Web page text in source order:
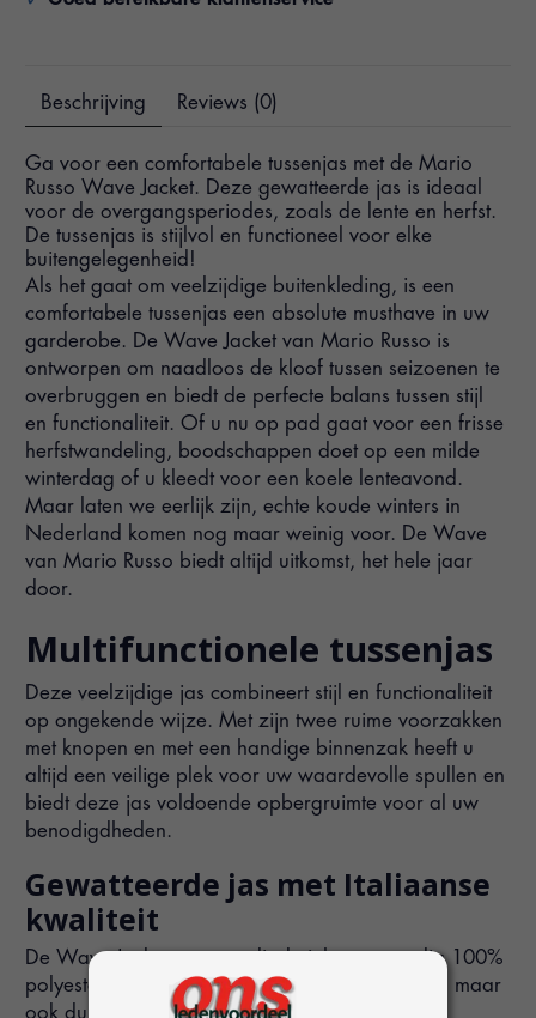
Beschrijving Reviews (0)
Ga voor een comfortabele tussenjas met de Mario
Russo Wave Jacket. Deze gewatteerde jas is ideaal
voor de overgangsperiodes, zoals de lente en herfst.
De tussenjas is stijlvol en functioneel voor elke
buitengelegenheid!
Als het gaat om veelzijdige buitenkleding, is een
comfortabele tussenjas een absolute musthave in uw
garderobe. De Wave Jacket van Mario Russo is
ontworpen om naadloos de kloof tussen seizoenen te
overbruggen en biedt de perfecte balans tussen stijl
en functionaliteit. Of u nu op pad gaat voor een frisse
herfstwandeling, boodschappen doet op een milde
winterdag of u kleedt voor een koele lenteavond.
Maar laten we eerlijk zijn, echte koude winters in
Nederland komen nog maar weinig voor. De Wave
van Mario Russo biedt altijd uitkomst, het hele jaar
door.
Multifunctionele tussenjas
Deze veelzijdige jas combineert stijl en functionaliteit
op ongekende wijze. Met zijn twee ruime voorzakken
met knopen en met een handige binnenzak heeft u
altijd een veilige plek voor uw waardevolle spullen en
biedt deze jas voldoende opbergruimte voor al uw
benodigdheden.
Gewatteerde jas met Italiaanse
kwaliteit
De Wave Jacket, vervaardigd uit hoogwaardig 100%
polyester, belichaamt niet alleen warmte en stijl, maar
ook duurzaamheid. Dit materiaal is zorgvuldig